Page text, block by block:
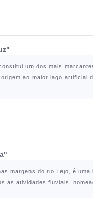
um dos mais
ao maior lago artificial
margens do rio Tejo, é
às atividades fluviais,